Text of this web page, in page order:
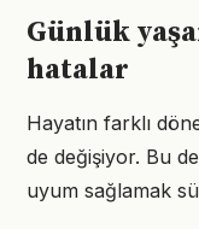
Günlük
hatalar
Hayatın farklı
de değişiyor. Bu
uyum sağlamak